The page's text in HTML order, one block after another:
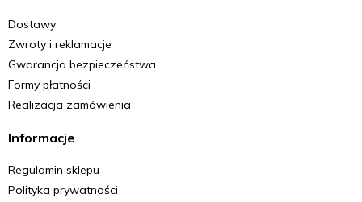
Dostawy
Zwroty i reklamacje
Gwarancja bezpieczeństwa
Formy płatności
Realizacja zamówienia
Informacje
Regulamin sklepu
Polityka prywatności